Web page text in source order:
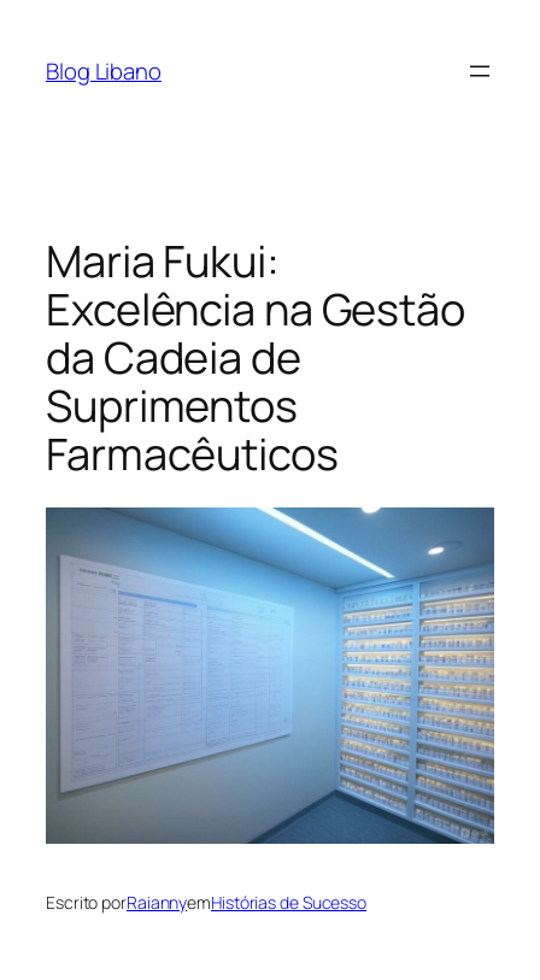
Blog Libano
Maria Fukui:
Excelência na Gestão
da Cadeia de
Suprimentos
Farmacêuticos
Escrito porRaiannyemHistórias de Sucesso